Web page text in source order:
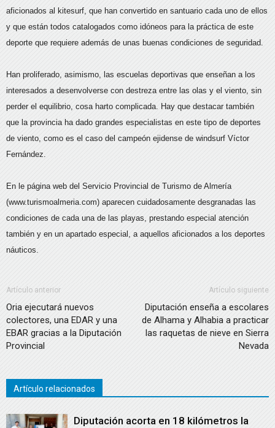
aficionados al kitesurf, que han convertido en santuario cada uno de ellos
y que están todos catalogados como idóneos para la práctica de este
deporte que requiere además de unas buenas condiciones de seguridad.
Han proliferado, asimismo, las escuelas deportivas que enseñan a los
interesados a desenvolverse con destreza entre las olas y el viento, sin
perder el equilibrio, cosa harto complicada. Hay que destacar también
que la provincia ha dado grandes especialistas en este tipo de deportes
de viento, como es el caso del campeón ejidense de windsurf Víctor
Fernández.
En le página web del Servicio Provincial de Turismo de Almería
(www.turismoalmeria.com) aparecen cuidadosamente desgranadas las
condiciones de cada una de las playas, prestando especial atención
también y en un apartado especial, a aquellos aficionados a los deportes
náuticos.
Artículo anterior
Oria ejecutará nuevos
colectores, una EDAR y una
EBAR gracias a la Diputación
Provincial
Artículo siguiente
Diputación enseña a escolares
de Alhama y Alhabia a practicar
las raquetas de nieve en Sierra
Nevada
Artículo relacionados
Diputación acorta en 18 kilómetros la